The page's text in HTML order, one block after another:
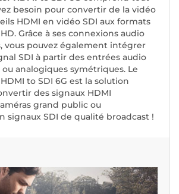
besoin pour convertir de la vidéo
HDMI en vidéo SDI aux formats
Grâce à ses connexions audio
vous pouvez également intégrer
SDI à partir des entrées audio
ou analogiques symétriques. Le
to SDI 6G est la solution
des signaux HDMI
grand public ou
signaux SDI de qualité broadcast !